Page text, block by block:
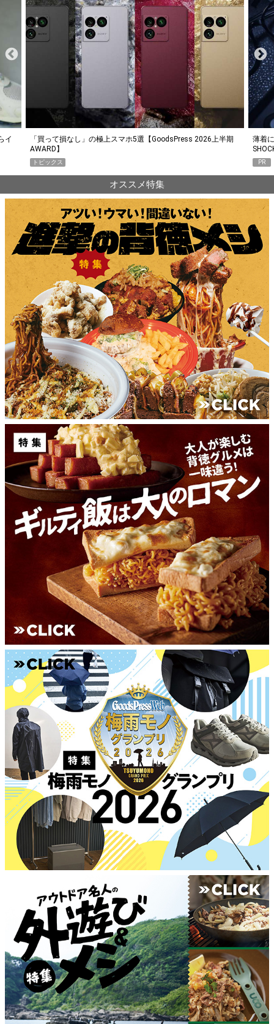
イ
「買って損なし」の極上スマホ5選【GoodsPress 2026上半期
AWARD】
トピックス
薄着
PR
オススメ特集